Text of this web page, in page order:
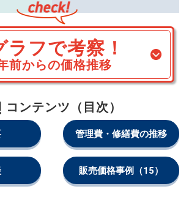
ラフで考察！
前からの価格推移
コンテンツ（目次）
管理費・修繕費の推移
販売価格事例 （15）